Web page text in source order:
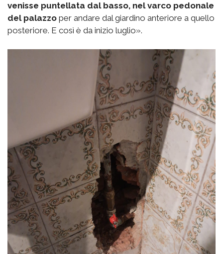
venisse puntellata dal basso, nel varco pedonale
del palazzo per andare dal giardino anteriore a quello
posteriore. E così è da inizio luglio».